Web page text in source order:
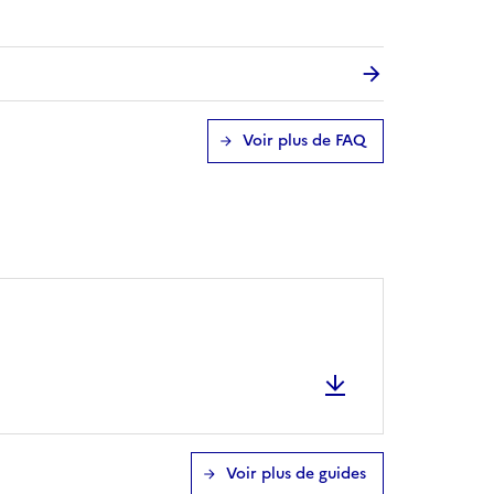
Voir plus de FAQ
Voir plus de guides